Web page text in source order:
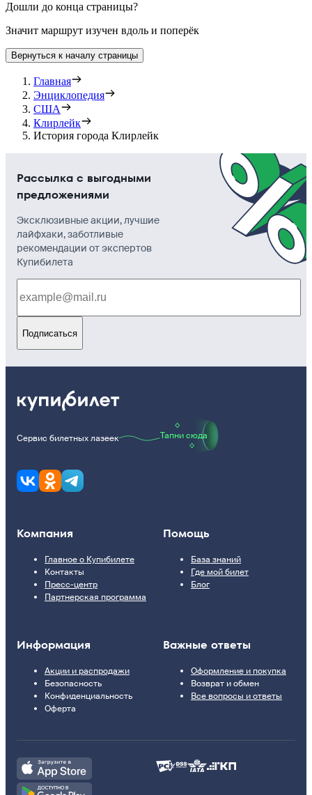
Дошли до конца страницы?
Значит маршрут изучен вдоль и поперёк
Вернуться к началу страницы
Главная
Энциклопедия
США
Клирлейк
История города Клирлейк
Рассылка с выгодными
предложениями
Эксклюзивные акции, лучшие
лайфхаки, заботливые
рекомендации от экспертов
Купибилета
Подписаться
Сервис билетных лазеек Тапни сюда
Компания
Главное о Купибилете
Контакты
Пресс-центр
Партнерская программа
Помощь
База знаний
Где мой билет
Блог
Информация
Акции и распродажи
Безопасность
Конфиденциальность
Оферта
Важные ответы
Оформление и покупка
Возврат и обмен
Все вопросы и ответы